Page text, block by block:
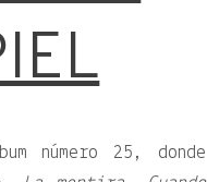
número 25, donde